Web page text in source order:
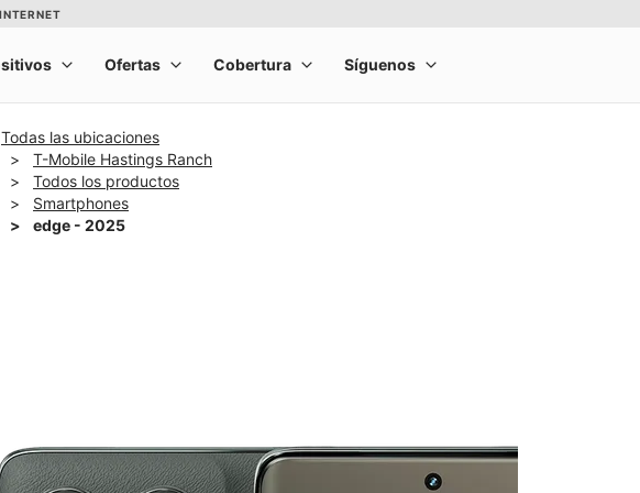
Todas las ubicaciones
T-Mobile Hastings Ranch
Todos los productos
Smartphones
edge - 2025